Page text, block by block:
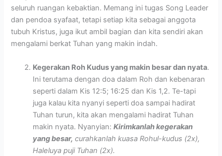
seluruh ruangan kebaktian. Memang ini tugas Song Leader
dan pendoa syafaat, tetapi setiap kita sebagai anggota
tubuh Kristus, juga ikut ambil bagian dan kita sendiri akan
mengalami berkat Tuhan yang makin indah.
Kegerakan Roh Kudus yang makin besar dan nyata.
Ini terutama dengan doa dalam Roh dan kebenaran
seperti dalam Kis 12:5; 16:25 dan Kis 1,2. Te-tapi
juga kalau kita nyanyi seperti doa sampai hadirat
Tuhan turun, kita akan mengalami hadirat Tuhan
makin nyata. Nyanyian:Kirimkanlah kegerakan
yang besar, curahkanlah kuasa Rohul-kudus (2x),
Haleluya puji Tuhan (2x).